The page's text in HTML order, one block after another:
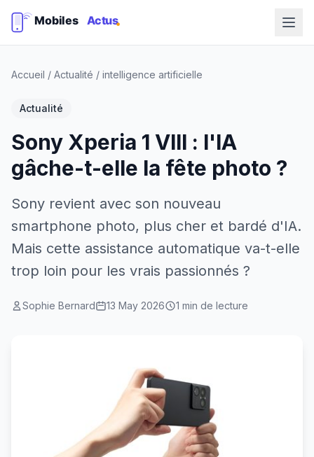
Accueil / Actualité / intelligence artificielle
Actualité
Sony Xperia 1 VIII : l'IA
gâche-t-elle la fête photo ?
Sony revient avec son nouveau
smartphone photo, plus cher et bardé d'IA.
Mais cette assistance automatique va-t-elle
trop loin pour les vrais passionnés ?
Sophie Bernard 13 May 2026 1 min de lecture